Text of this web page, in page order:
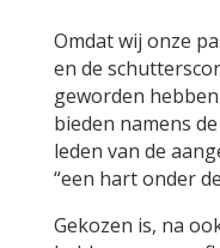
Omdat wij onze
en de
geworden
bieden namens
leden van de
“een hart onder
Gekozen is, na